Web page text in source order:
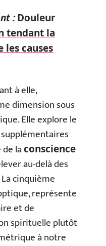
:Douleur
tendant la
les causes
à elle,
dimension sous
Elle explore le
laconscience
au-delà des
cinquième
représente
et de
spirituelle plutôt
à notre